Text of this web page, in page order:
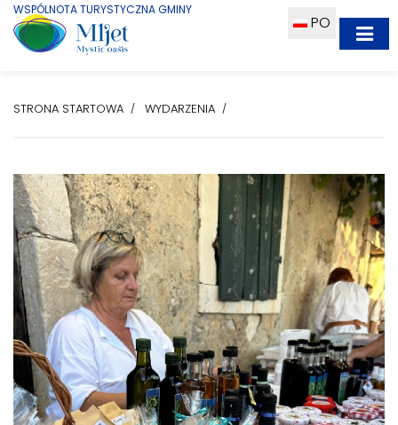
WSPÓLNOTA TURYSTYCZNA GMINY
PO
STRONA STARTOWA WYDARZENIA